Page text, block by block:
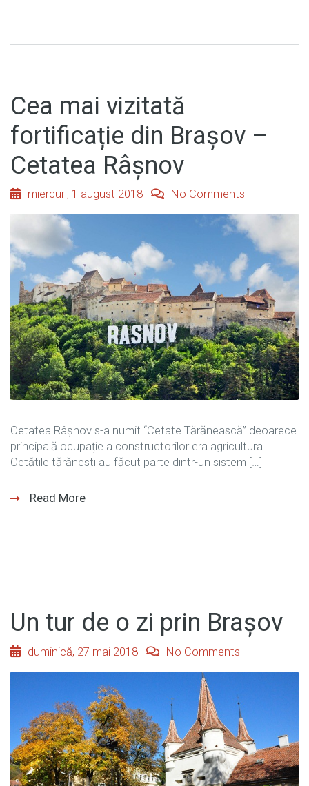
Cea mai vizitată
fortificație din Brașov –
Cetatea Râșnov
miercuri, 1 august 2018 No Comments
Cetatea Râșnov s-a numit “Cetate Tărănească” deoarece
principală ocupație a constructorilor era agricultura.
Cetătile tărănesti au făcut parte dintr-un sistem […]
Read More
Un tur de o zi prin Brașov
duminică, 27 mai 2018 No Comments